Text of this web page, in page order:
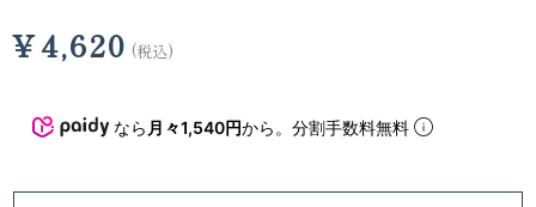
¥4,620 税込
なら 月々1,540円から。分割手数料無料